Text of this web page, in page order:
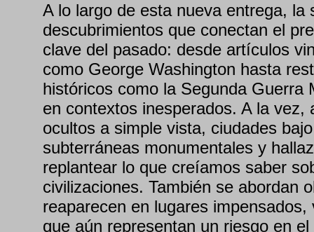
A lo largo de esta nueva entrega, la
descubrimientos que conectan el
clave del pasado: desde artículos
como George Washington hasta
históricos como la Segunda Guerra
en contextos inesperados. A la vez,
ocultos a simple vista, ciudades
subterráneas monumentales y
replantear lo que creíamos saber
civilizaciones. También se abordan
reaparecen en lugares
que aún representan un riesgo en